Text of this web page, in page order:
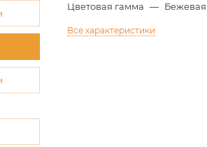
Цветовая гамма — Бежевая
Все характеристики